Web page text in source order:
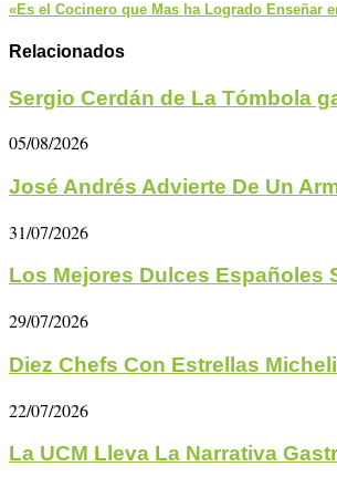
«Es el Cocinero que Mas ha Logrado Enseñar
Relacionados
Sergio Cerdán de La Tómbola
05/08/2026
José Andrés Advierte De Un
31/07/2026
Los Mejores Dulces Españoles
29/07/2026
Diez Chefs Con Estrellas
22/07/2026
La UCM Lleva La Narrativa